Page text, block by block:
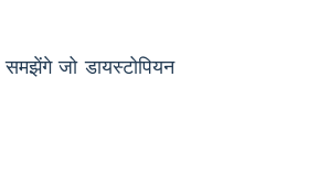
समझेंगे जो डायस्टोपियन